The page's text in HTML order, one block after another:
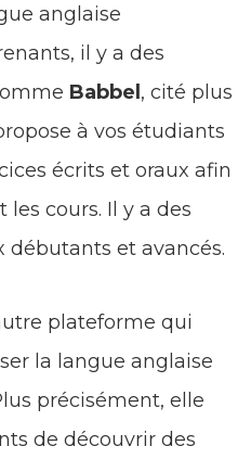
anglaise
il y a des
Babbel , cité plus
à vos étudiants
écrits et oraux afin
les cours. Il y a des
débutants et avancés.
plateforme qui
la langue anglaise
précisément, elle
de découvrir des